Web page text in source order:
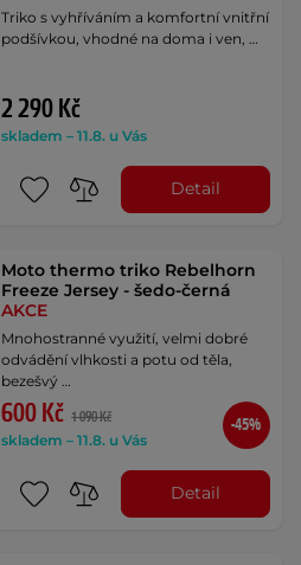
Triko s vyhříváním a komfortní vnitřní
podšívkou, vhodné na doma i ven, …
2 290 Kč
skladem – 11.8. u Vás
Detail
Moto thermo triko Rebelhorn
Freeze Jersey - šedo-černá
AKCE
Mnohostranné využití, velmi dobré
odvádění vlhkosti a potu od těla,
bezešvý …
600 Kč 1 090 Kč
skladem – 11.8. u Vás
-45%
Detail